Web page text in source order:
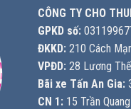
CÔNG TY CHO
GPKD số:
ĐKKD: 210 Cách
VPĐD: 28 Lương
Bãi xe Tấn An Gia:
CN 1: 15 Trần